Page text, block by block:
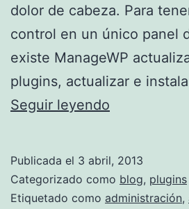
dolor de cabeza. Para
control en un único panel
existe ManageWP
plugins, actualizar e
Seguir leyendo
sitios
WP
Publicada el 3 abril, 2013
Categorizado como blog, plugins
Etiquetado como administración,